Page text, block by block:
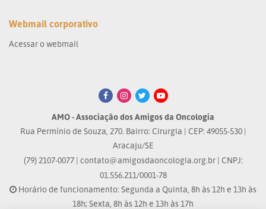
Webmail corporativo
Acessar o webmail
AMO - Associação dos Amigos da Oncologia
Rua Permínio de Souza, 270. Bairro: Cirurgia | CEP: 49055-530 |
Aracaju/SE
(79) 2107-0077 | contato@amigosdaoncologia.org.br| CNPJ:
01.556.211/0001-78
Horário de funcionamento: Segunda a Quinta, 8h às 12h e 13h às
18h; Sexta, 8h às 12h e 13h às 17h